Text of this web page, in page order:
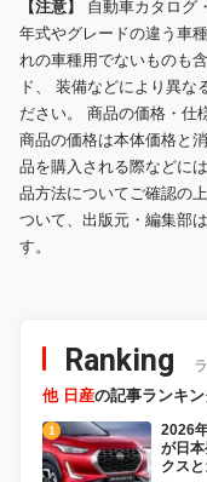
【注意】 自動車カタログ
年式やグレードの違う車
れの車種用でないものも
ド、 装備などにより異な
ださい。 商品の価格・仕
商品の価格は本体価格と
品を購入される際などに
品方法についてご確認の
ついて、出版元・編集部
す。
Ranking
他 日産の記事ランキ
2026
が日
クスと